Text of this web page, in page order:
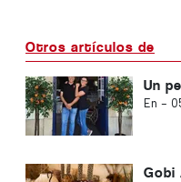
Otros artículos de
Un
En -
Gobi